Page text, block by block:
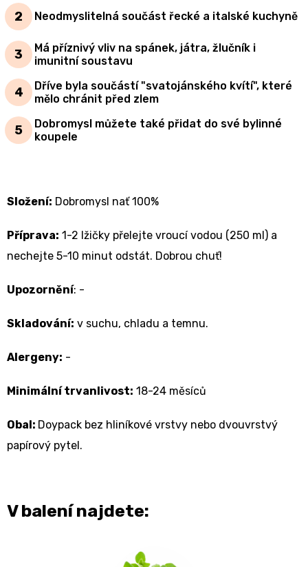
Neodmyslitelná součást řecké a italské kuchyně
Má příznivý vliv na spánek, játra, žlučník i
imunitní soustavu
Dříve byla součástí "svatojánského kvítí", které
mělo chránit před zlem
Dobromysl můžete také přidat do své bylinné
koupele
Složení: Dobromysl nať 100%
Příprava: 1-2 lžičky přelejte vroucí vodou (250 ml) a
nechejte 5-10 minut odstát. Dobrou chuť!
Upozornění: -
Skladování: v suchu, chladu a temnu.
Alergeny: -
Minimální trvanlivost: 18-24 měsíců
Obal: Doypack bez hliníkové vrstvy nebo dvouvrstvý
papírový pytel.
V balení najdete: